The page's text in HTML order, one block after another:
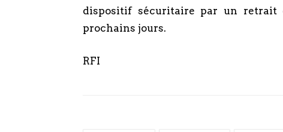
dispositif sécuritaire par un retrait
prochains jours.
RFI